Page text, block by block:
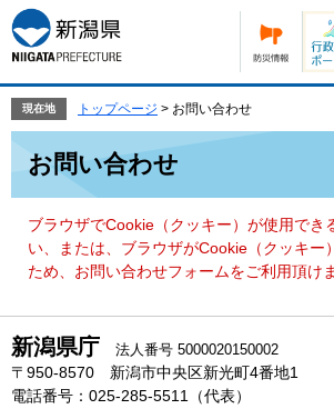
ー
ジ
の
頭
す。
ニ
ュ
ー
飛
て
現在地 トップページ > お問い合わせ
お問い合わせ
ブラウザでCookie（クッキー）が使用でき
い、または、ブラウザがCookie（クッキー
ため、お問い合わせフォームをご利用頂け
新潟県庁 法人番号 5000020150002
〒950-8570 新潟市中央区新光町4番地1
電話番号：025-285-5511（代表）